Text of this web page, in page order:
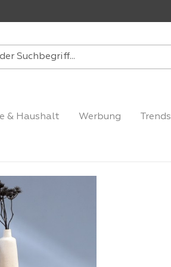
& Haushalt Werbung Trends